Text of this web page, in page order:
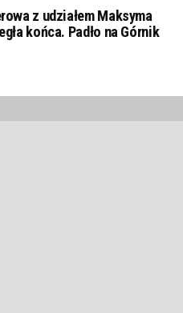
z udziałem Maksyma
końca. Padło na Górnik